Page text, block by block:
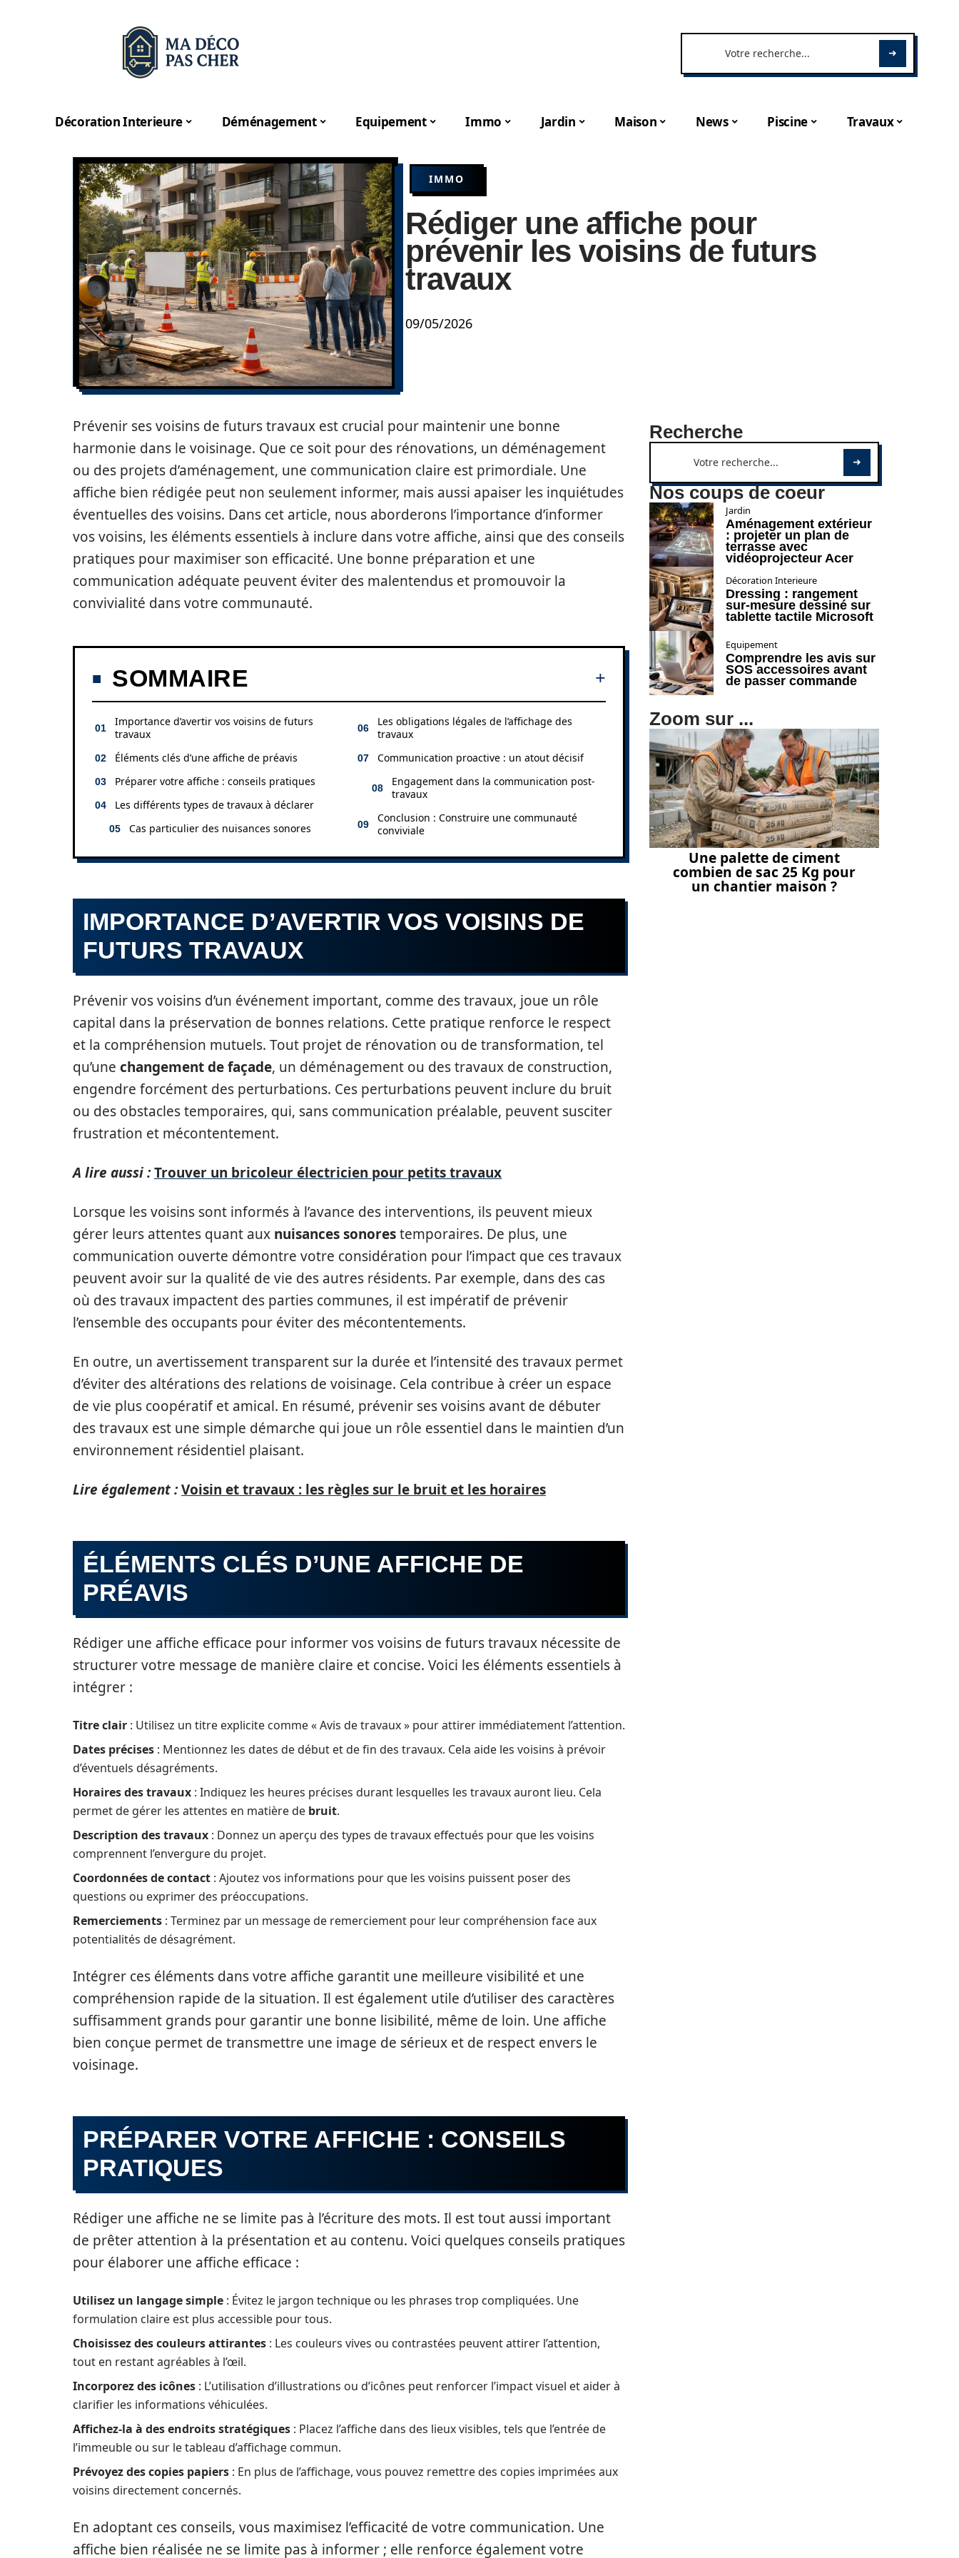
Décoration Interieure Déménagement Equipement Immo Jardin Maison News Piscine Travaux
IMMO
Rédiger une affiche pour
prévenir les voisins de futurs
travaux
09/05/2026
Prévenir ses voisins de futurs travaux est crucial pour maintenir une bonne
harmonie dans le voisinage. Que ce soit pour des rénovations, un déménagement
ou des projets d’aménagement, une communication claire est primordiale. Une
affiche bien rédigée peut non seulement informer, mais aussi apaiser les inquiétudes
éventuelles des voisins. Dans cet article, nous aborderons l’importance d’informer
vos voisins, les éléments essentiels à inclure dans votre affiche, ainsi que des conseils
pratiques pour maximiser son efficacité. Une bonne préparation et une
communication adéquate peuvent éviter des malentendus et promouvoir la
convivialité dans votre communauté.
SOMMAIRE
Importance d’avertir vos voisins de futurs
travaux
Éléments clés d’une affiche de préavis
Préparer votre affiche : conseils pratiques
Les différents types de travaux à déclarer
Cas particulier des nuisances sonores
Les obligations légales de l’affichage des
travaux
Communication proactive : un atout décisif
Engagement dans la communication post-
travaux
Conclusion : Construire une communauté
conviviale
IMPORTANCE D’AVERTIR VOS VOISINS DE
FUTURS TRAVAUX
Prévenir vos voisins d’un événement important, comme des travaux, joue un rôle
capital dans la préservation de bonnes relations. Cette pratique renforce le respect
et la compréhension mutuels. Tout projet de rénovation ou de transformation, tel
qu’une changement de façade, un déménagement ou des travaux de construction,
engendre forcément des perturbations. Ces perturbations peuvent inclure du bruit
ou des obstacles temporaires, qui, sans communication préalable, peuvent susciter
frustration et mécontentement.
A lire aussi :Trouver un bricoleur électricien pour petits travaux
Lorsque les voisins sont informés à l’avance des interventions, ils peuvent mieux
gérer leurs attentes quant aux nuisances sonorestemporaires. De plus, une
communication ouverte démontre votre considération pour l’impact que ces travaux
peuvent avoir sur la qualité de vie des autres résidents. Par exemple, dans des cas
où des travaux impactent des parties communes, il est impératif de prévenir
l’ensemble des occupants pour éviter des mécontentements.
En outre, un avertissement transparent sur la durée et l’intensité des travaux permet
d’éviter des altérations des relations de voisinage. Cela contribue à créer un espace
de vie plus coopératif et amical. En résumé, prévenir ses voisins avant de débuter
des travaux est une simple démarche qui joue un rôle essentiel dans le maintien d’un
environnement résidentiel plaisant.
Lire également :Voisin et travaux : les règles sur le bruit et les horaires
ÉLÉMENTS CLÉS D’UNE AFFICHE DE
PRÉAVIS
Rédiger une affiche efficace pour informer vos voisins de futurs travaux nécessite de
structurer votre message de manière claire et concise. Voici les éléments essentiels à
intégrer :
Titre clair : Utilisez un titre explicite comme « Avis de travaux » pour attirer immédiatement l’attention.
Dates précises : Mentionnez les dates de début et de fin des travaux. Cela aide les voisins à prévoir
d’éventuels désagréments.
Horaires des travaux : Indiquez les heures précises durant lesquelles les travaux auront lieu. Cela
permet de gérer les attentes en matière de bruit.
Description des travaux : Donnez un aperçu des types de travaux effectués pour que les voisins
comprennent l’envergure du projet.
Coordonnées de contact : Ajoutez vos informations pour que les voisins puissent poser des
questions ou exprimer des préoccupations.
Remerciements : Terminez par un message de remerciement pour leur compréhension face aux
potentialités de désagrément.
Intégrer ces éléments dans votre affiche garantit une meilleure visibilité et une
compréhension rapide de la situation. Il est également utile d’utiliser des caractères
suffisamment grands pour garantir une bonne lisibilité, même de loin. Une affiche
bien conçue permet de transmettre une image de sérieux et de respect envers le
voisinage.
PRÉPARER VOTRE AFFICHE : CONSEILS
PRATIQUES
Rédiger une affiche ne se limite pas à l’écriture des mots. Il est tout aussi important
de prêter attention à la présentation et au contenu. Voici quelques conseils pratiques
pour élaborer une affiche efficace :
Utilisez un langage simple : Évitez le jargon technique ou les phrases trop compliquées. Une
formulation claire est plus accessible pour tous.
Choisissez des couleurs attirantes : Les couleurs vives ou contrastées peuvent attirer l’attention,
tout en restant agréables à l’œil.
Incorporez des icônes : L’utilisation d’illustrations ou d’icônes peut renforcer l’impact visuel et aider à
clarifier les informations véhiculées.
Affichez-la à des endroits stratégiques : Placez l’affiche dans des lieux visibles, tels que l’entrée de
l’immeuble ou sur le tableau d’affichage commun.
Prévoyez des copies papiers : En plus de l’affichage, vous pouvez remettre des copies imprimées aux
voisins directement concernés.
En adoptant ces conseils, vous maximisez l’efficacité de votre communication. Une
affiche bien réalisée ne se limite pas à informer ; elle renforce également votre
Recherche
Nos coups de coeur
Jardin
Aménagement extérieur
: projeter un plan de
terrasse avec
vidéoprojecteur Acer
Décoration Interieure
Dressing : rangement
sur-mesure dessiné sur
tablette tactile Microsoft
Equipement
Comprendre les avis sur
SOS accessoires avant
de passer commande
Zoom sur ...
Une palette de ciment
combien de sac 25 Kg pour
un chantier maison ?